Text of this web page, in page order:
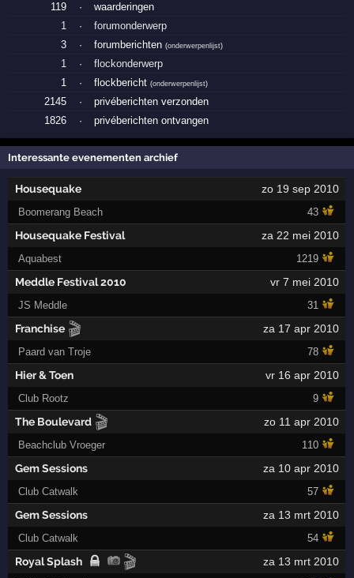
119
·
waarderingen
1
·
forumonderwerp
3
· forumberichten(onderwerpenlijst)
1 ·
flockonderwerp
1
· flockbericht(onderwerpenlijst)
2145 ·
privéberichten verzonden
1826
· privéberichten ontvangen
Interessante evenementen archief
Housequake zo 19 sep 2010
Boomerang Beach 43
Housequake Festival za 22 mei 2010
Aquabest 1219
Meddle Festival 2010 vr 7 mei 2010
JS Meddle 31
Franchise 🎬 za 17 apr 2010
Paard van Troje 78
Hier & Toen vr 16 apr 2010
Club Rootz 9
The Boulevard 🎬 zo 11 apr 2010
Beachclub Vroeger 110
Gem Sessions za 10 apr 2010
Club Catwalk 57
Gem Sessions za 13 mrt 2010
Club Catwalk 54
Royal Splash 🎬 za 13 mrt 2010